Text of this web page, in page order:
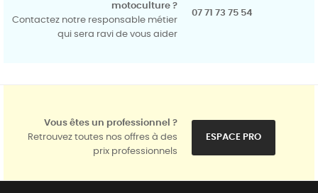
motoculture ?
Contactez notre responsable métier
qui sera ravi de vous aider
07 71 73 75 54
Vous êtes un professionnel ?
Retrouvez toutes nos offres à des
prix professionnels
ESPACE PRO